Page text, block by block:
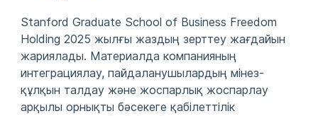
Stanford Graduate School of Business Freedom
Holding 2025 жылғы жаздың зерттеу жағдайын
жариялады. Материалда компанияның
интеграциялау, пайдаланушылардың мінез-
құлқын талдау және жоспарлық жоспарлау
арқылы орнықты бәсекеге қабілеттілік